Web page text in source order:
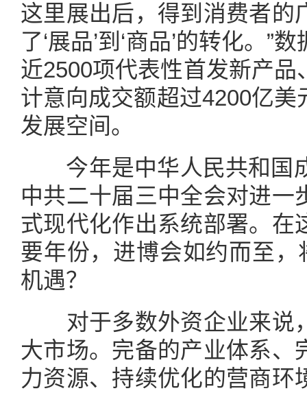
这里展出后，得到消费者的
了‘展品’到‘商品’的转化。”
近2500项代表性首发新产
计意向成交额超过4200亿
发展空间。
今年是中华人民共和国
中共二十届三中全会对进一
式现代化作出系统部署。在
要年份，进博会如约而至，
机遇？
对于多数外资企业来说
大市场。完备的产业体系、
力资源、持续优化的营商环